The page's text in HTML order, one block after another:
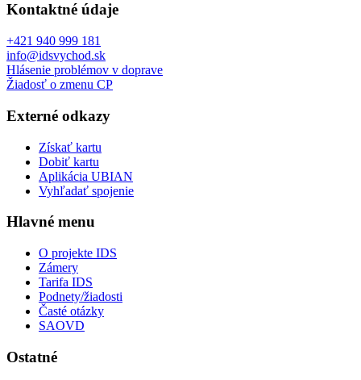
Kontaktné údaje
+421 940 999 181
info@idsvychod.sk
Hlásenie problémov v doprave
Žiadosť o zmenu CP
Externé odkazy
Získať kartu
Dobiť kartu
Aplikácia UBIAN
Vyhľadať spojenie
Hlavné menu
O projekte IDS
Zámery
Tarifa IDS
Podnety/žiadosti
Časté otázky
SAOVD
Ostatné